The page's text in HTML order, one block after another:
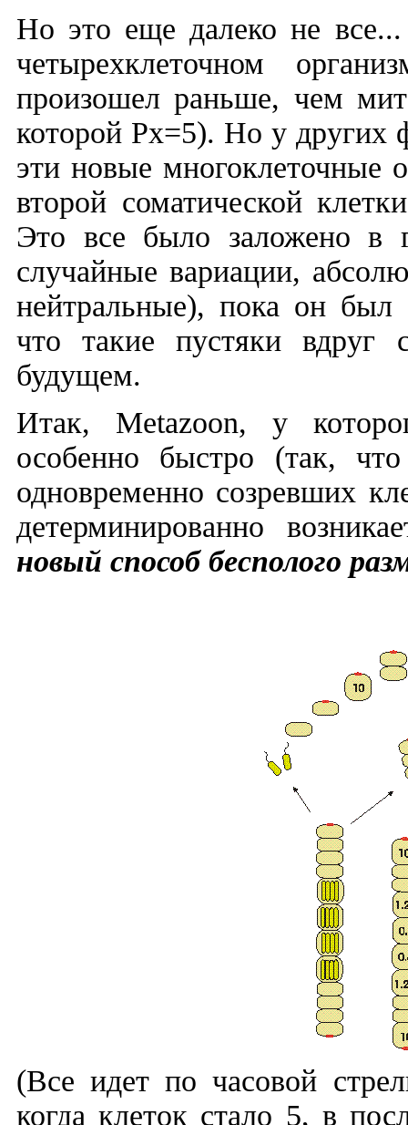
Но это еще далеко не
четырехклеточном
произошел раньше, чем
которой Рх=5). Но у
эти новые многоклеточные
второй соматической
Это все было заложено в
случайные вариации,
нейтральные), пока он
что такие пустяки вдруг
будущем.
Итак, Metazoon,у
особенно быстро (так,
одновременно созревших
детерминированно
новый способ бесполого
(Все идет по часовой
когда клеток стало 5, в